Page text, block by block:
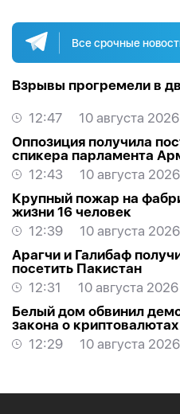
Все срочные
Взрывы прогремели в
12:47
10 августа 2026
Оппозиция получила
спикера парламента
12:43
10 августа 2026
Крупный пожар на
жизни 16 человек
12:39
10 августа 2026
Арагчи и Галибаф
посетить Пакистан
12:31
10 августа 2026
Белый дом обвинил
закона о криптовалютах
12:29
10 августа 2026